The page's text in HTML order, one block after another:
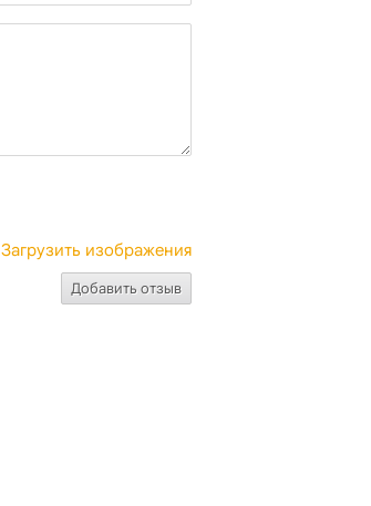
Загрузить изображения